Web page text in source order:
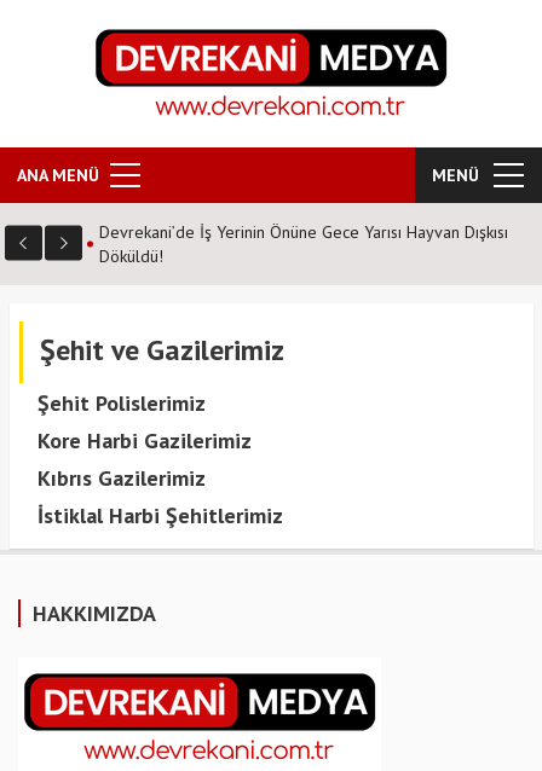
ANA MENÜ MENÜ
Devrekani’de İş Yerinin Önüne Gece Yarısı Hayvan Dışkısı
Döküldü!
Şehit ve Gazilerimiz
Şehit Polislerimiz
Kore Harbi Gazilerimiz
Kıbrıs Gazilerimiz
İstiklal Harbi Şehitlerimiz
HAKKIMIZDA